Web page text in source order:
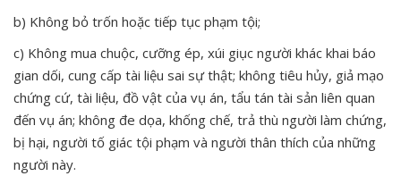
b) Không bỏ trốn hoặc tiếp tục phạm tội;
c) Không mua chuộc, cưỡng ép, xúi giục người khác khai báo
gian dối, cung cấp tài liệu sai sự thật; không tiêu hủy, giả mạo
chứng cứ, tài liệu, đồ vật của vụ án, tẩu tán tài sản liên quan
đến vụ án; không đe dọa, khống chế, trả thù người làm chứng,
bị hại, người tố giác tội phạm và người thân thích của những
người này.